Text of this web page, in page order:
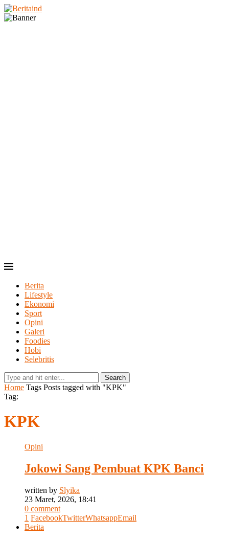
Berita
Lifestyle
Ekonomi
Sport
Opini
Galeri
Foodies
Hobi
Selebritis
Search
Home Tags Posts tagged with "KPK"
Tag:
KPK
Opini
Jokowi Sang Pembuat KPK Banci
written by Slyika
23 Maret, 2026, 18:41
0 comment
1 FacebookTwitterWhatsappEmail
Berita